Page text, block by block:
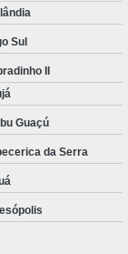
Sul
II
Guaçú
da Serra